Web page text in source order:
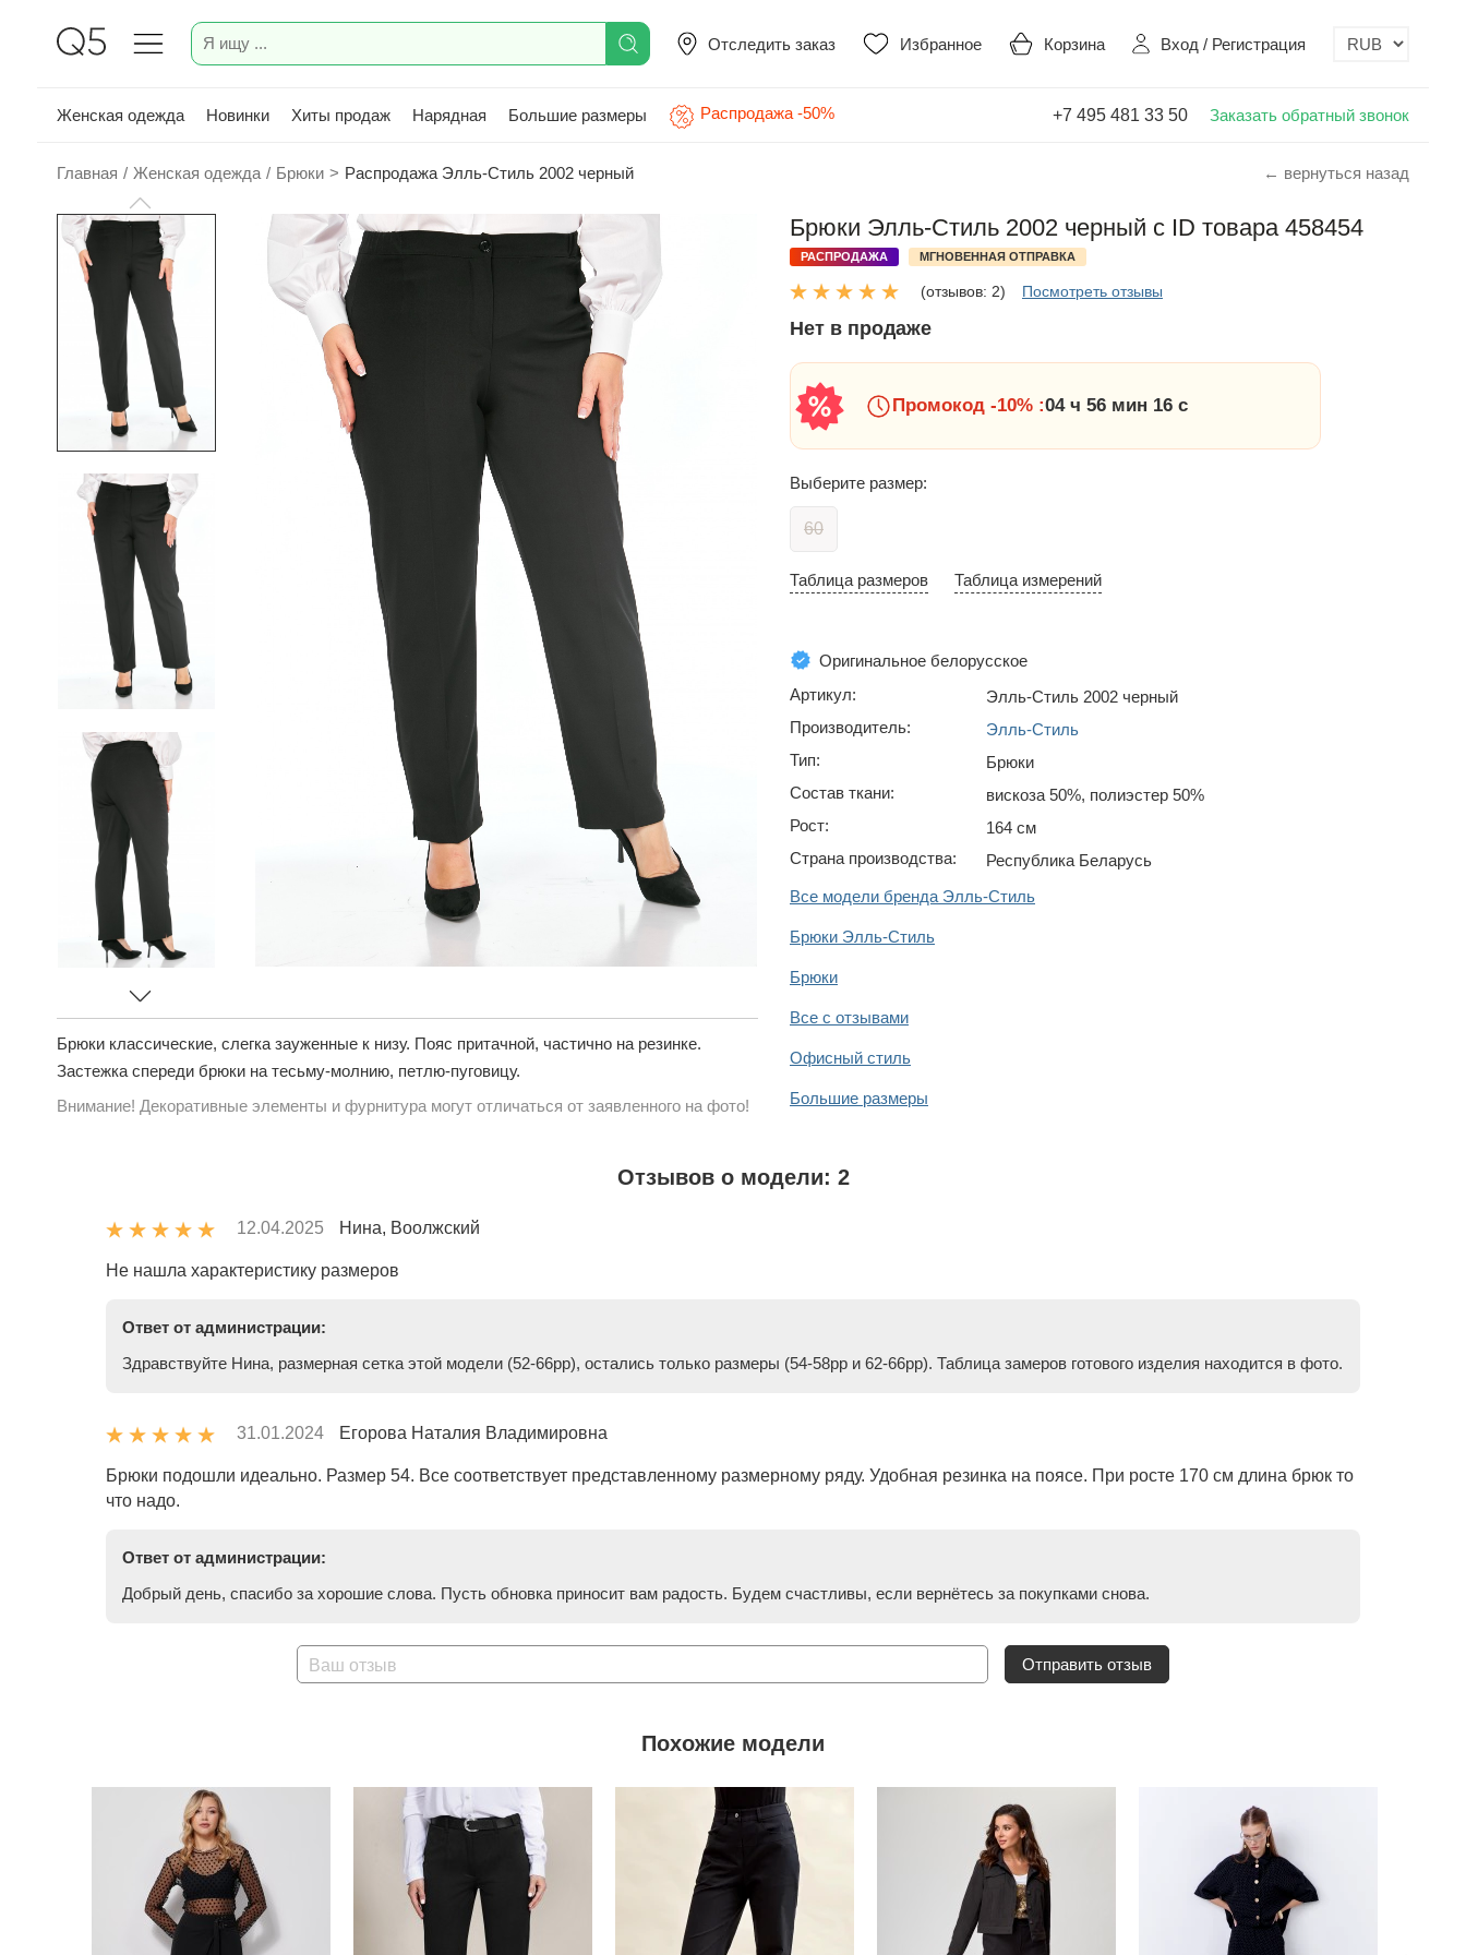
Отследить заказ Избранное Корзина Вход / Регистрация
Женская одежда Новинки Хиты продаж Нарядная Большие размеры Распродажа -50% +7 495 481 33 50 Заказать обратный звонок
Главная / Женская одежда / Брюки > Распродажа Элль-Стиль 2002 черный ← вернуться назад
Брюки классические, слегка зауженные к низу. Пояс притачной, частично на резинке.
Застежка спереди брюки на тесьму-молнию, петлю-пуговицу.
Внимание! Декоративные элементы и фурнитура могут отличаться от заявленного на фото!
Брюки Элль-Стиль 2002 черный с ID товара 458454
РАСПРОДАЖА МГНОВЕННАЯ ОТПРАВКА
(отзывов: 2) Посмотреть отзывы
Нет в продаже
Промокод -10% :04 ч 56 мин 15 с
Выберите размер:
60
Таблица размеров Таблица измерений
Оригинальное белорусское
Артикул:
Элль-Стиль 2002 черный
Производитель:
Элль-Стиль
Тип:
Брюки
Состав ткани:
вискоза 50%, полиэстер 50%
Рост:
164 см
Страна производства:
Республика Беларусь
Все модели бренда Элль-Стиль
Брюки Элль-Стиль
Брюки
Все с отзывами
Офисный стиль
Большие размеры
Отзывов о модели: 2
12.04.2025 Нина, Воолжский
Не нашла характеристику размеров
Ответ от администрации:
Здравствуйте Нина, размерная сетка этой модели (52-66рр), остались только размеры (54-58рр и 62-66рр). Таблица замеров готового изделия находится в фото.
31.01.2024 Егорова Наталия Владимировна
Брюки подошли идеально. Размер 54. Все соответствует представленному размерному ряду. Удобная резинка на поясе. При росте 170 см длина брюк то
что надо.
Ответ от администрации:
Добрый день, спасибо за хорошие слова. Пусть обновка приносит вам радость. Будем счастливы, если вернётесь за покупками снова.
Ваш отзыв Отправить отзыв
Похожие модели